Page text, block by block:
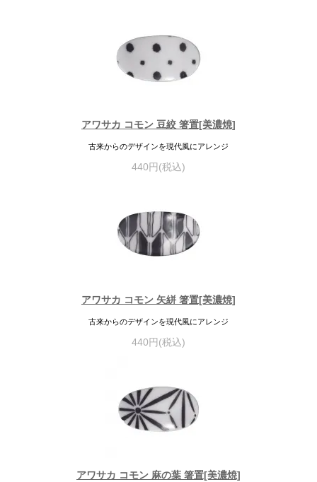
アワサカ コモン 豆絞 箸置[美濃焼]
古来からのデザインを現代風にアレンジ
440円(税込)
アワサカ コモン 矢絣 箸置[美濃焼]
古来からのデザインを現代風にアレンジ
440円(税込)
アワサカ コモン 麻の葉 箸置[美濃焼]